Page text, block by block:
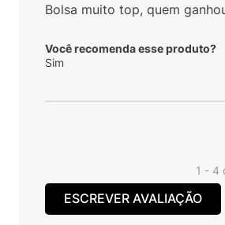
Bolsa muito top, quem
Você recomenda esse produto?
Sim
1 - 4
ESCREVER AVALIAÇÃO